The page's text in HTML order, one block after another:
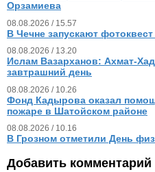
Орзамиева
08.08.2026 / 15.57
В Чечне запускают
08.08.2026 / 13.20
Ислам Вазарханов: Ахмат-
завтрашний день
08.08.2026 / 10.26
Фонд Кадырова оказал
пожаре в Шатойском районе
08.08.2026 / 10.16
В Грозном отметили День
Добавить комментарий